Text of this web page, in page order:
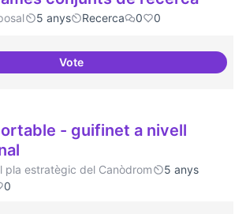
5 anys Recerca 0 0
VoteXarxa internacional d'ateneus -
- guifinet a nivell
pla estratègic del Canòdrom
5 anys
0